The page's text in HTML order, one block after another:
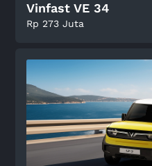
Vinfast VE 34
Rp 273 Juta